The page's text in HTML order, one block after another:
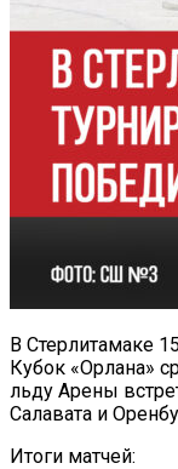
В Стерлитамаке
Кубок «Орлана»
льду Арены
Салавата и
Итоги матчей: